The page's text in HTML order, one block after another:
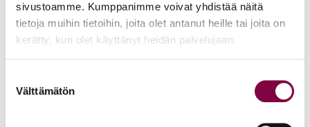
sivustoamme. Kumppanimme voivat yhdistää näitä
tietoja muihin tietoihin, joita olet antanut heille tai joita on
kerätty, kun olet käyttänyt heidän palvelujaan.
valinta
Välttämätön